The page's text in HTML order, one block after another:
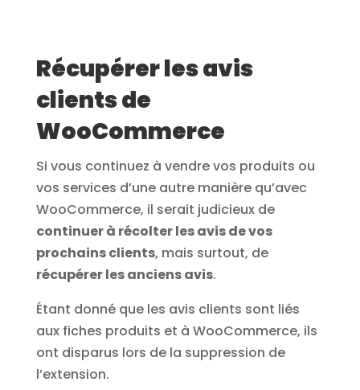
Récupérer les avis
clients de
WooCommerce
Si vous continuez à vendre vos produits ou
vos services d’une autre manière qu’avec
WooCommerce, il serait judicieux de
continuer à récolter les avis de vos
prochains clients, mais surtout, de
récupérer les anciens avis.
Étant donné que les avis clients sont liés
aux fiches produits et à WooCommerce, ils
ont disparus lors de la suppression de
l’extension.